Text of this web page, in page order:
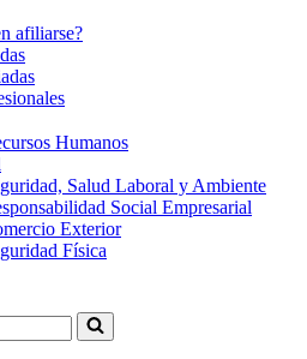
afiliarse?
Humanos
Salud Laboral y Ambiente
Social Empresarial
Exterior
Física